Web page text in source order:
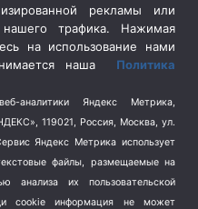
рекламы или
трафика. Нажимая
на использование нами
наша Политика
аналитики Яндекс Метрика,
119021, Россия, Москва, ул.
Яндекс Метрика использует
файлы, размещаемые на
анализа их пользовательской
cookie информация не может